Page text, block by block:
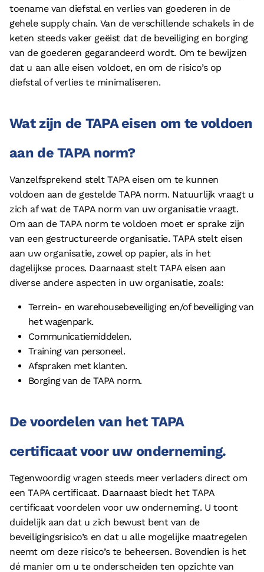
toename van diefstal en verlies van goederen in de
gehele supply chain. Van de verschillende schakels in de
keten steeds vaker geëist dat de beveiliging en borging
van de goederen gegarandeerd wordt. Om te bewijzen
dat u aan alle eisen voldoet, en om de risico’s op
diefstal of verlies te minimaliseren.
Wat zijn de TAPA eisen om te voldoen
aan de TAPA norm?
Vanzelfsprekend stelt TAPA eisen om te kunnen
voldoen aan de gestelde TAPA norm. Natuurlijk vraagt u
zich af wat de TAPA norm van uw organisatie vraagt.
Om aan de TAPA norm te voldoen moet er sprake zijn
van een gestructureerde organisatie. TAPA stelt eisen
aan uw organisatie, zowel op papier, als in het
dagelijkse proces. Daarnaast stelt TAPA eisen aan
diverse andere aspecten in uw organisatie, zoals:
Terrein- en warehousebeveiliging en/of beveiliging van
het wagenpark.
Communicatiemiddelen.
Training van personeel.
Afspraken met klanten.
Borging van de TAPA norm.
De voordelen van het TAPA
certificaat voor uw onderneming.
Tegenwoordig vragen steeds meer verladers direct om
een TAPA certificaat. Daarnaast biedt het TAPA
certificaat voordelen voor uw onderneming. U toont
duidelijk aan dat u zich bewust bent van de
beveiligingsrisico’s en dat u alle mogelijke maatregelen
neemt om deze risico’s te beheersen. Bovendien is het
dé manier om u te onderscheiden ten opzichte van